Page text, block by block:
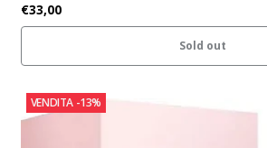
€33,00
Sold out
VENDITA -13%